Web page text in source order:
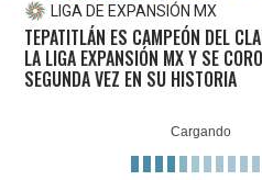
LIGA DE EXPANSIÓN MX
TEPATITLÁN ES CAMPEÓN DEL
LA LIGA EXPANSIÓN MX Y SE
SEGUNDA VEZ EN SU HISTORIA